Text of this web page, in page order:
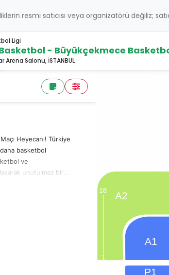
resmi satıcısı veya organizatörü değiliz;
Ligi
- Büyükçekmece
Arena Salonu, İSTANBUL
Heyecanı! Türkiye
basketbol
ve
unutulmaz bir
alarak
1
18 A2
P1
A1